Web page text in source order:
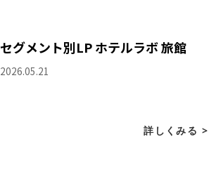
セグメント別LP ホテルラボ 旅館
2026.05.21
詳しくみる >